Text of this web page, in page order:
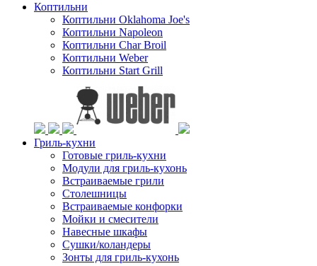
Коптильни
Коптильни Oklahoma Joe's
Коптильни Napoleon
Коптильни Char Broil
Коптильни Weber
Коптильни Start Grill
Гриль-кухни
Готовые гриль-кухни
Модули для гриль-кухонь
Встраиваемые грили
Столешницы
Встраиваемые конфорки
Мойки и смесители
Навесные шкафы
Сушки/коландеры
Зонты для гриль-кухонь